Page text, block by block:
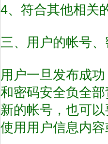
4、符合其他相关
三、用户的帐号
用户一旦发布成
和密码安全负全
新的帐号，也可
使用用户信息内